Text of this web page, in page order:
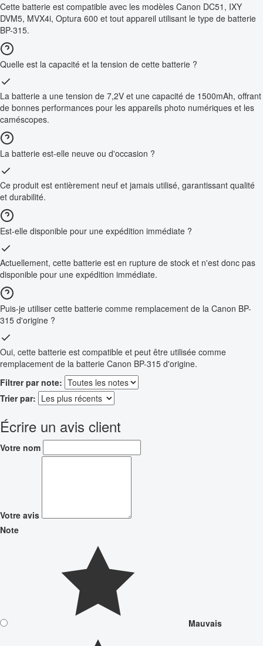
Cette batterie est compatible avec les modèles Canon DC51, IXY
DVM5, MVX4i, Optura 600 et tout appareil utilisant le type de batterie
BP-315.
Quelle est la capacité et la tension de cette batterie ?
La batterie a une tension de 7,2V et une capacité de 1500mAh, offrant
de bonnes performances pour les appareils photo numériques et les
caméscopes.
La batterie est-elle neuve ou d'occasion ?
Ce produit est entièrement neuf et jamais utilisé, garantissant qualité
et durabilité.
Est-elle disponible pour une expédition immédiate ?
Actuellement, cette batterie est en rupture de stock et n'est donc pas
disponible pour une expédition immédiate.
Puis-je utiliser cette batterie comme remplacement de la Canon BP-
315 d'origine ?
Oui, cette batterie est compatible et peut être utilisée comme
remplacement de la batterie Canon BP-315 d'origine.
Filtrer par note:
Trier par:
Écrire un avis client
Votre nom
Votre avis
Note
Mauvais